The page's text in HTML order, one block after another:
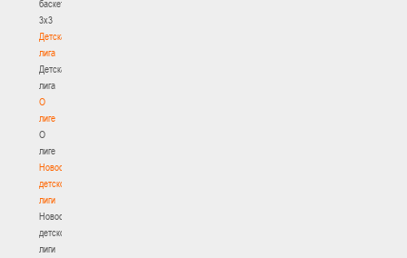
баскетбола
3х3
Детская
лига
Детская
лига
О
лиге
О
лиге
Новости
детской
лиги
Новости
детской
лиги